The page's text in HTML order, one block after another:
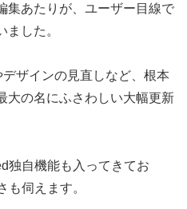
集あたりが、ユーザー目線で
した。
ザインの見直しなど、根本
大の名にふさわしい大幅更新
独自機能も入ってきてお
も伺えます。